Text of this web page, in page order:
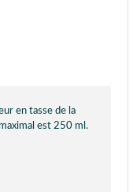
en tasse de la
est 250 ml.